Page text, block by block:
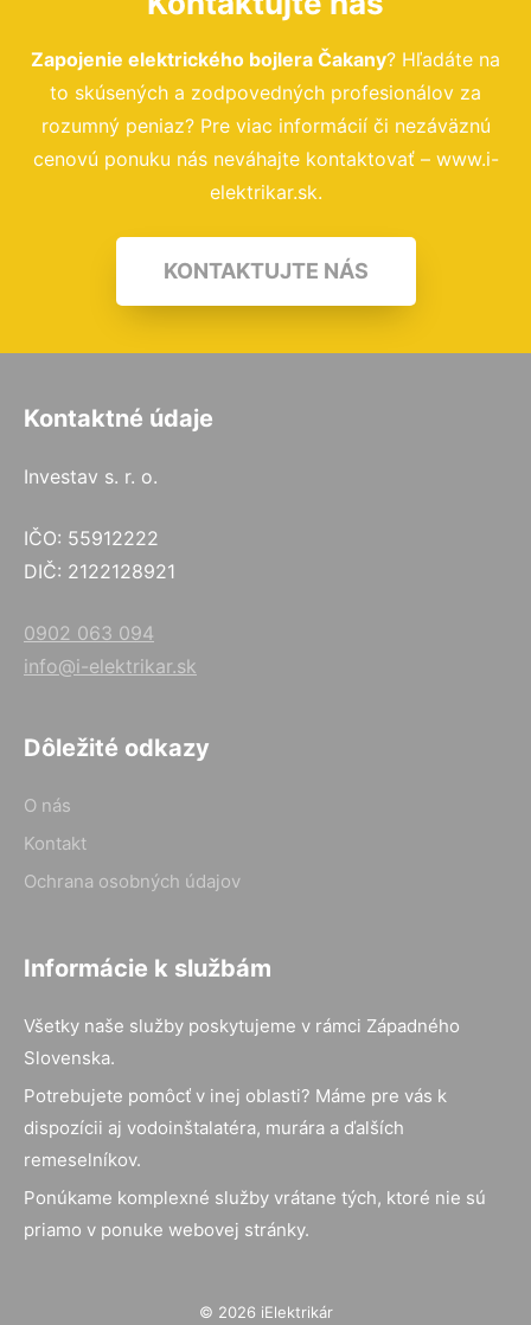
Zapojenie elektrického bojlera Čakany? Hľadáte na
to skúsených a zodpovedných profesionálov za
rozumný peniaz? Pre viac informácií či nezáväznú
cenovú ponuku nás neváhajte kontaktovať – www.i-
elektrikar.sk.
KONTAKTUJTE NÁS
Kontaktné údaje
Investav s. r. o.
IČO: 55912222
DIČ: 2122128921
0902 063 094
info@i-elektrikar.sk
Dôležité odkazy
O nás
Kontakt
Ochrana osobných údajov
Informácie k službám
Všetky naše služby poskytujeme v rámci Západného
Slovenska.
Potrebujete pomôcť v inej oblasti? Máme pre vás k
dispozícii aj vodoinštalatéra, murára a ďalších
remeselníkov.
Ponúkame komplexné služby vrátane tých, ktoré nie sú
priamo v ponuke webovej stránky.
© 2026 iElektrikár